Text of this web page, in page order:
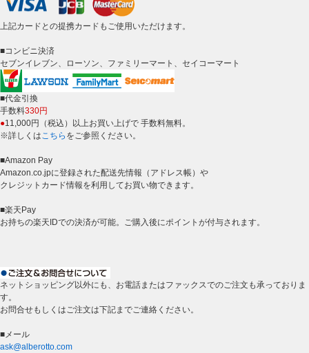
上記カードとの提携カードもご使用いただけます。
■コンビニ決済
セブンイレブン、ローソン、ファミリーマート、セイコーマート
■代金引換
手数料330円
●11,000円（税込）以上お買い上げで 手数料無料。
※詳しくはこちら をご参照ください。
■Amazon Pay
Amazon.co.jpに登録された配送先情報（アドレス帳）や
クレジットカード情報を利用してお買い物できます。
■楽天Pay
お持ちの楽天IDでの決済が可能。ご購入後にポイントが付与されます。
ネットショッピング以外にも、お電話またはファックスでのご注文も承っておりま
す。
お問合せもしくはご注文は下記までご連絡ください。
■メール
ask@alberotto.com